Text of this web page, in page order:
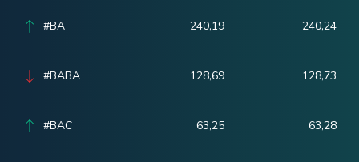
#BA 240,19 240,24
#BABA 128,69 128,73
#BAC 63,25 63,28